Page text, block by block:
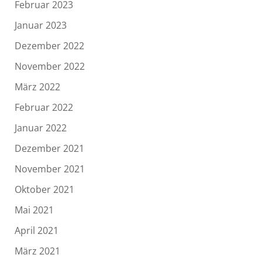
Februar 2023
Januar 2023
Dezember 2022
November 2022
März 2022
Februar 2022
Januar 2022
Dezember 2021
November 2021
Oktober 2021
Mai 2021
April 2021
März 2021